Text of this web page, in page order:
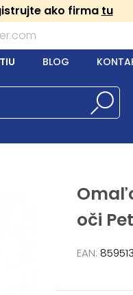
ako firma tu
BLOG
oči
EAN: